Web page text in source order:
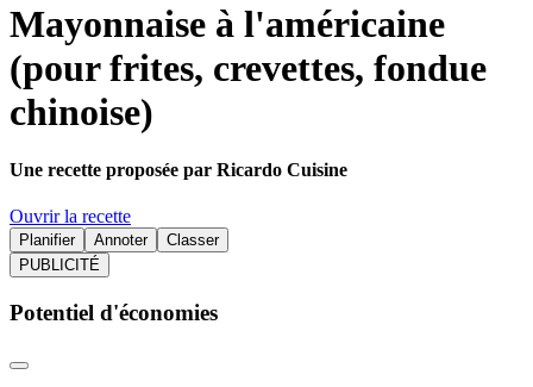
Mayonnaise à l'américaine
(pour frites, crevettes, fondue
chinoise)
Une recette proposée par Ricardo Cuisine
Ouvrir la recette
Planifier Annoter
Classer
PUBLICITÉ
Potentiel d'économies